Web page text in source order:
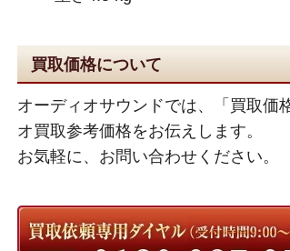
買取価格について
オーディオサウンドでは、「買取価
オ買取参考価格をお伝えします。
お気軽に、お問い合わせください。